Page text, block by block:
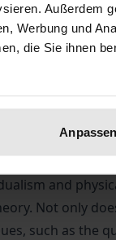
Außerdem
Werbung und
die Sie ihnen
Anpassen
notice
into the
and
Not only
such as